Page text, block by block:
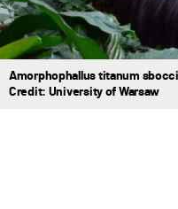
Amorphophallus titanum
Credit: University of Warsaw